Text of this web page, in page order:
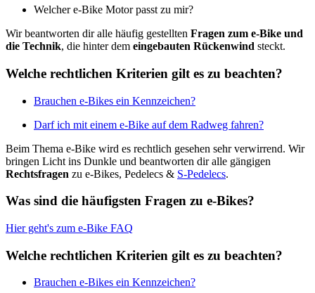
Welcher e-Bike Motor passt zu mir?
Wir beantworten dir alle häufig gestellten Fragen zum e-Bike und
die Technik, die hinter dem eingebauten Rückenwind steckt.
Welche rechtlichen Kriterien gilt es zu beachten?
Brauchen e-Bikes ein Kennzeichen?
Darf ich mit einem e-Bike auf dem Radweg fahren?
Beim Thema e-Bike wird es rechtlich gesehen sehr verwirrend. Wir
bringen Licht ins Dunkle und beantworten dir alle gängigen
Rechtsfragen zu e-Bikes, Pedelecs & S-Pedelecs.
Was sind die häufigsten Fragen zu e-Bikes?
Hier geht's zum e-Bike FAQ
Welche rechtlichen Kriterien gilt es zu beachten?
Brauchen e-Bikes ein Kennzeichen?